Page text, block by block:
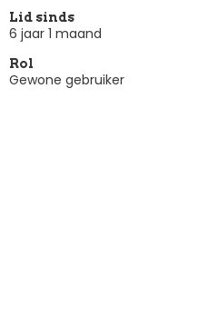
Lid sinds
6 jaar 1 maand
Rol
Gewone gebruiker